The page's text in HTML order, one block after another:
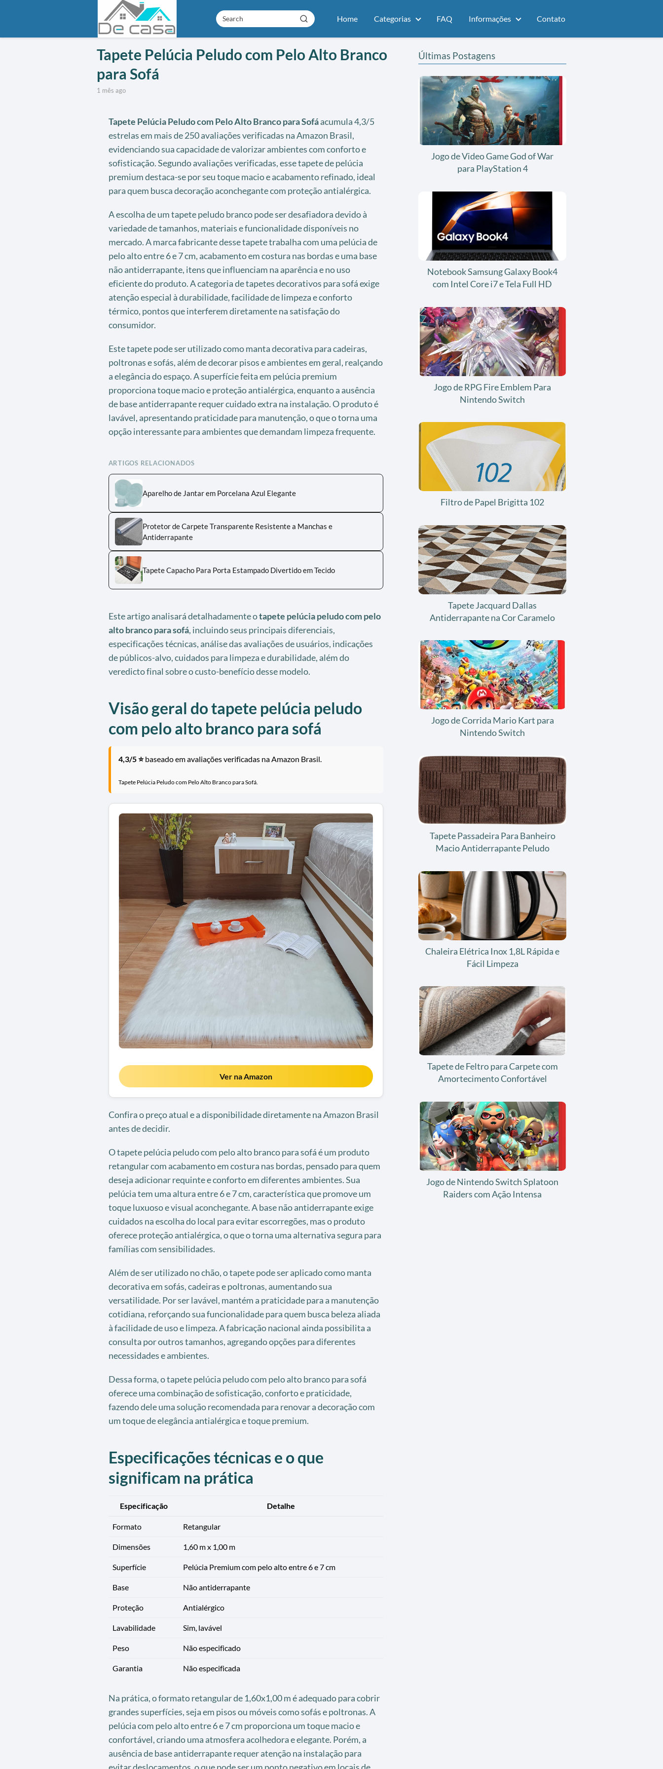
Home Categorias FAQ Informações Contato
Tapete Pelúcia Peludo com Pelo Alto Branco
para Sofá
1 mês ago
Tapete Pelúcia Peludo com Pelo Alto Branco para Sofáacumula 4,3/5
estrelas em mais de 250 avaliações verificadas na Amazon Brasil,
evidenciando sua capacidade de valorizar ambientes com conforto e
sofisticação. Segundo avaliações verificadas, esse tapete de pelúcia
premium destaca-se por seu toque macio e acabamento refinado, ideal
para quem busca decoração aconchegante com proteção antialérgica.
A escolha de um tapete peludo branco pode ser desafiadora devido à
variedade de tamanhos, materiais e funcionalidade disponíveis no
mercado. A marca fabricante desse tapete trabalha com uma pelúcia de
pelo alto entre 6 e 7 cm, acabamento em costura nas bordas e uma base
não antiderrapante, itens que influenciam na aparência e no uso
eficiente do produto. A categoria de tapetes decorativos para sofá exige
atenção especial à durabilidade, facilidade de limpeza e conforto
térmico, pontos que interferem diretamente na satisfação do
consumidor.
Este tapete pode ser utilizado como manta decorativa para cadeiras,
poltronas e sofás, além de decorar pisos e ambientes em geral, realçando
a elegância do espaço. A superfície feita em pelúcia premium
proporciona toque macio e proteção antialérgica, enquanto a ausência
de base antiderrapante requer cuidado extra na instalação. O produto é
lavável, apresentando praticidade para manutenção, o que o torna uma
opção interessante para ambientes que demandam limpeza frequente.
ARTIGOS RELACIONADOS
Aparelho de Jantar em Porcelana Azul Elegante
Protetor de Carpete Transparente Resistente a Manchas e
Antiderrapante
Tapete Capacho Para Porta Estampado Divertido em Tecido
Este artigo analisará detalhadamente otapete pelúcia peludo com pelo
alto branco para sofá, incluindo seus principais diferenciais,
especificações técnicas, análise das avaliações de usuários, indicações
de públicos-alvo, cuidados para limpeza e durabilidade, além do
veredicto final sobre o custo-benefício desse modelo.
Visão geral do tapete pelúcia peludo
com pelo alto branco para sofá
4,3/5 ⭐baseado em avaliações verificadas na Amazon Brasil.
Tapete Pelúcia Peludo com Pelo Alto Branco para Sofá.
Ver na Amazon
Confira o preço atual e a disponibilidade diretamente na Amazon Brasil
antes de decidir.
O tapete pelúcia peludo com pelo alto branco para sofá é um produto
retangular com acabamento em costura nas bordas, pensado para quem
deseja adicionar requinte e conforto em diferentes ambientes. Sua
pelúcia tem uma altura entre 6 e 7 cm, característica que promove um
toque luxuoso e visual aconchegante. A base não antiderrapante exige
cuidados na escolha do local para evitar escorregões, mas o produto
oferece proteção antialérgica, o que o torna uma alternativa segura para
famílias com sensibilidades.
Além de ser utilizado no chão, o tapete pode ser aplicado como manta
decorativa em sofás, cadeiras e poltronas, aumentando sua
versatilidade. Por ser lavável, mantém a praticidade para a manutenção
cotidiana, reforçando sua funcionalidade para quem busca beleza aliada
à facilidade de uso e limpeza. A fabricação nacional ainda possibilita a
consulta por outros tamanhos, agregando opções para diferentes
necessidades e ambientes.
Dessa forma, o tapete pelúcia peludo com pelo alto branco para sofá
oferece uma combinação de sofisticação, conforto e praticidade,
fazendo dele uma solução recomendada para renovar a decoração com
um toque de elegância antialérgica e toque premium.
Especificações técnicas e o que
significam na prática
Especificação Detalhe
Formato Retangular
Dimensões 1,60 m x 1,00 m
Superfície Pelúcia Premium com pelo alto entre 6 e 7 cm
Base Não antiderrapante
Proteção Antialérgico
Lavabilidade Sim, lavável
Peso Não especificado
Garantia Não especificada
Na prática, o formato retangular de 1,60x1,00 m é adequado para cobrir
grandes superfícies, seja em pisos ou móveis como sofás e poltronas. A
pelúcia com pelo alto entre 6 e 7 cm proporciona um toque macio e
confortável, criando uma atmosfera acolhedora e elegante. Porém, a
ausência de base antiderrapante requer atenção na instalação para
Últimas Postagens
Jogo de Video Game God of War
para PlayStation 4
Notebook Samsung Galaxy Book4
com Intel Core i7 e Tela Full HD
Jogo de RPG Fire Emblem Para
Nintendo Switch
Filtro de Papel Brigitta 102
Tapete Jacquard Dallas
Antiderrapante na Cor Caramelo
Jogo de Corrida Mario Kart para
Nintendo Switch
Tapete Passadeira Para Banheiro
Macio Antiderrapante Peludo
Chaleira Elétrica Inox 1,8L Rápida e
Fácil Limpeza
Tapete de Feltro para Carpete com
Amortecimento Confortável
Jogo de Nintendo Switch Splatoon
Raiders com Ação Intensa